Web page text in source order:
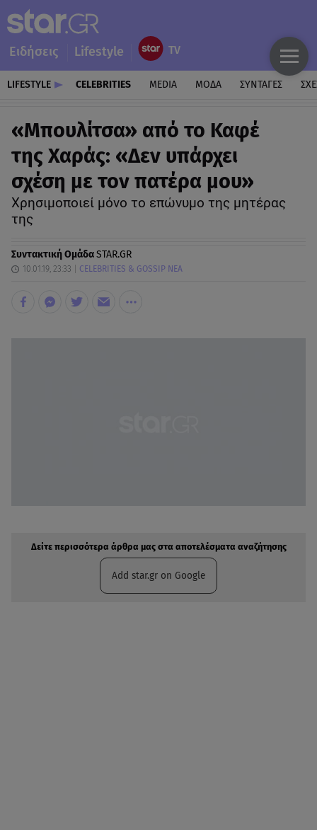
Ειδήσεις Lifestyle
LIFESTYLE CELEBRITIES MEDIA ΜΟΔΑ ΣΥΝΤΑΓΕΣ
«Μπουλίτσα» από το Καφέ
της Χαράς: «Δεν υπάρχει
σχέση με τον πατέρα μου»
Χρησιμοποιεί μόνο το επώνυμο της μητέρας
της
Συντακτική ΟμάδαSTAR.GR
10.01.19, 23:33 CELEBRITIES & GOSSIP ΝΕΑ
Δείτε περισσότερα άρθρα μας στα αποτελέσματα αναζήτησης
Add star.gr on Google